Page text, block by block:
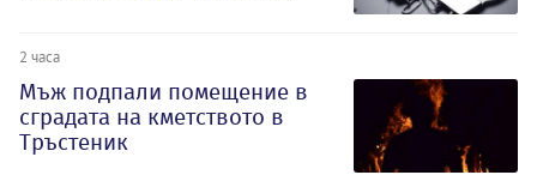
2 часа
Мъж подпали помещение в
сградата на кметството в
Тръстеник